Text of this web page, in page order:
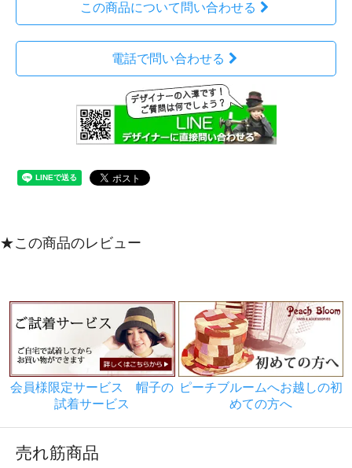
この商品について問い合わせる
電話で問い合わせる
★この商品のレビュー
会員様限定サービス 帽子の
試着サービス
ピーチブルームへお越しの初
めての方へ
売れ筋商品